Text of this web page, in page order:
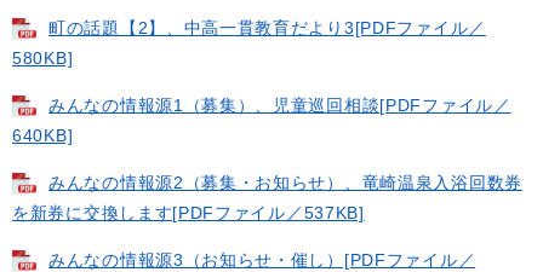
町の話題【2】、中高一貫教育だより3[PDFファイル／
580KB]
みんなの情報源1（募集）、児童巡回相談[PDFファイル／
640KB]
みんなの情報源2（募集・お知らせ）、竜崎温泉入浴回数券
を新券に交換します[PDFファイル／537KB]
みんなの情報源3（お知らせ・催し）[PDFファイル／